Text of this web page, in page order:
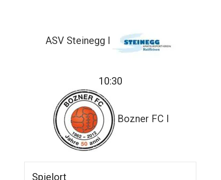
ASV Steinegg I
10:30
Bozner FC I
Spielort